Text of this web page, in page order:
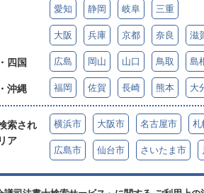
愛知 静岡 岐阜 三重
大阪 兵庫 京都 奈良 滋
四国 広島 岡山 山口 鳥取 島
沖縄 福岡 佐賀 長崎 熊本 大
索され
ア
横浜市 大阪市 名古屋市 札
広島市 仙台市 さいたま市